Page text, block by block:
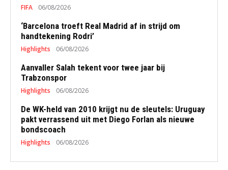
FIFA 06/08/2026
‘Barcelona troeft Real Madrid af in strijd om
handtekening Rodri’
Highlights 06/08/2026
Aanvaller Salah tekent voor twee jaar bij
Trabzonspor
Highlights 06/08/2026
De WK-held van 2010 krijgt nu de sleutels: Uruguay
pakt verrassend uit met Diego Forlan als nieuwe
bondscoach
Highlights 06/08/2026